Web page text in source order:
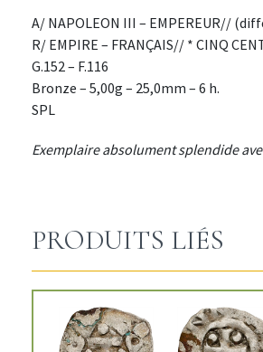
A/ NAPOLEON III – EMPEREUR//
R/ EMPIRE – FRANÇAIS// * CINQ
G.152 – F.116
Bronze – 5,00g – 25,0mm – 6 h.
SPL
Exemplaire absolument splendide
PRODUITS LIÉS